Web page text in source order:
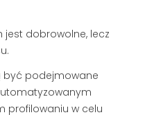
dobrowolne, lecz
być podejmowane
profilowaniu w celu